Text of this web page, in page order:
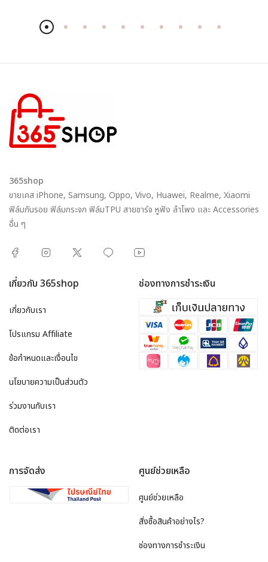
365shop
ขายเคส iPhone, Samsung, Oppo, Vivo, Huawei, Realme, Xiaomi
ฟิล์มกันรอย ฟิล์มกระจก ฟิล์มTPU สายชาร์จ หูฟัง ลำโพง และ Accessories
อื่น ๆ
เกี่ยวกับ 365shop
เกี่ยวกับเรา
โปรแกรม Affiliate
ข้อกำหนดและเงื่อนไข
นโยบายความเป็นส่วนตัว
ร่วมงานกับเรา
ติดต่อเรา
ช่องทางการชำระเงิน
การจัดส่ง ศูนย์ช่วยเหลือ
ศูนย์ช่วยเหลือ
สั่งซื้อสินค้าอย่างไร?
ช่องทางการชำระเงิน